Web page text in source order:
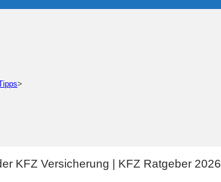
>
KFZ Versicherung | KFZ Ratgeber 2026